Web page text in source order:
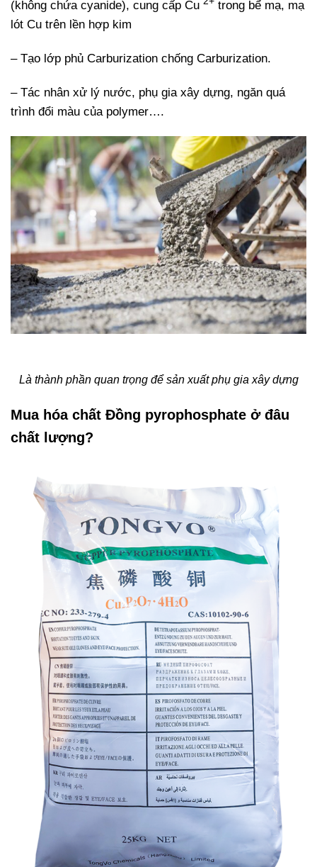
(không chứa cyanide), cung cấp Cu
trong bể mạ, mạ
lót Cu trên lền hợp kim
– Tạo lớp phủ Carburization chống Carburization.
– Tác nhân xử lý nước, phụ gia xây dựng, ngăn quá
trình đổi màu của polymer….
Là thành phần quan trọng để sản xuất phụ gia xây dựng
Mua hóa chất Đồng pyrophosphate ở đâu
chất lượng?